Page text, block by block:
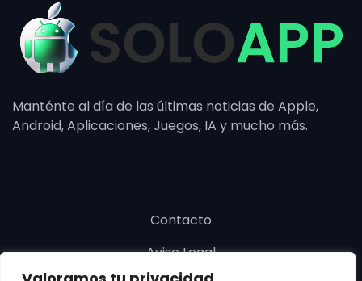
Manténte al día de las últimas noticias de Apple,
Android, Aplicaciones, Juegos, IA y mucho más.
Contacto
Aviso Legal